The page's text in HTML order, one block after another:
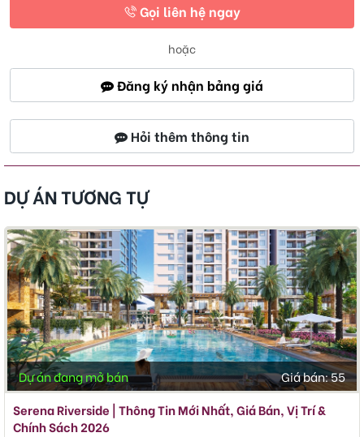
Gọi liên hệ ngay
hoặc
Đăng ký nhận bảng giá
Hỏi thêm thông tin
DỰ ÁN TƯƠNG TỰ
Dự án đang mở bán Giá bán:55
Serena Riverside | Thông Tin Mới Nhất, Giá Bán, Vị Trí &
Chính Sách 2026